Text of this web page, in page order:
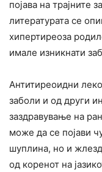
појава на трајните
литературата се
хипертиреоза
имале изникнати
Антитиреоидни
заболи и од други
заздравување на
може да се појави
шуплина, но и
од коренот на